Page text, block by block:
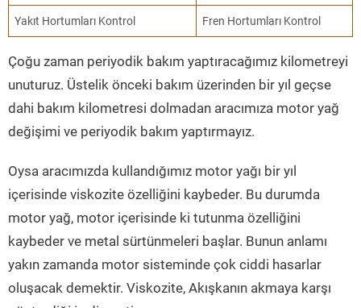
Yakıt Hortumları Kontrol Fren Hortumları Kontrol
Çoğu zaman periyodik bakım yaptıracağımız kilometreyi
unuturuz. Üstelik önceki bakım üzerinden bir yıl geçse
dahi bakım kilometresi dolmadan aracımıza motor yağ
değişimi ve periyodik bakım yaptırmayız.
Oysa aracımızda kullandığımız motor yağı bir yıl
içerisinde viskozite özelliğini kaybeder. Bu durumda
motor yağ, motor içerisinde ki tutunma özelliğini
kaybeder ve metal sürtünmeleri başlar. Bunun anlamı
yakın zamanda motor sisteminde çok ciddi hasarlar
oluşacak demektir. Viskozite, Akışkanın akmaya karşı